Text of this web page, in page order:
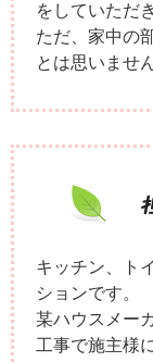
をしていただ
ただ、家中の
とは思いませ
キッチン、ト
ションです。
某ハウスメー
工事で施主様